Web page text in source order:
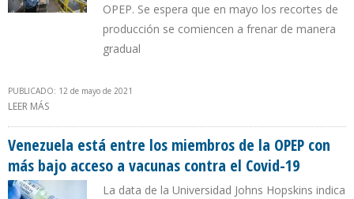
OPEP. Se espera que en mayo los recortes de
producción se comiencen a frenar de manera
gradual
PUBLICADO: 12 de mayo de 2021
LEER MÁS
Venezuela está entre los miembros de la OPEP con
más bajo acceso a vacunas contra el Covid-19
La data de la Universidad Johns Hopskins indica